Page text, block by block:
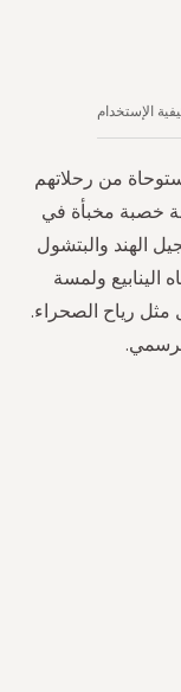
من رحلاتهم
خصبة مخبأة في
الهند والبتشول
الينابيع ولمسة
مثل رياح الصحراء.
الإستخدام